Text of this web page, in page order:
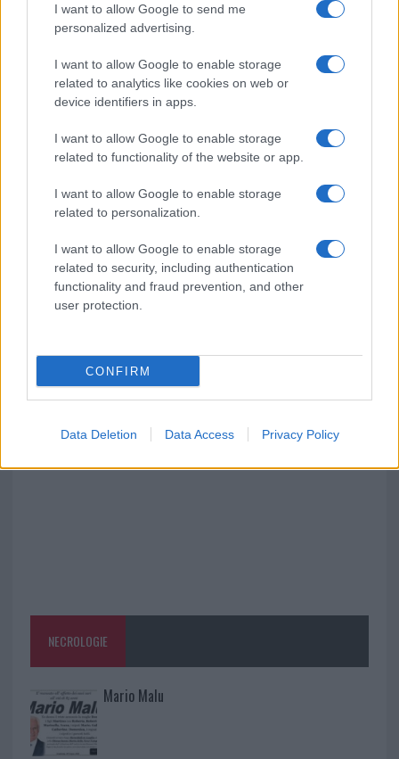
I want to allow Google to send me
personalized advertising.
I want to allow Google to enable storage
related to analytics like cookies on web or
device identifiers in apps.
I want to allow Google to enable storage
related to functionality of the website or app.
I want to allow Google to enable storage
related to personalization.
I want to allow Google to enable storage
related to security, including authentication
functionality and fraud prevention, and other
user protection.
CONFIRM
Data Deletion Data Access Privacy Policy
Michelle Hunziker in Gallura, bella anche dal
vivo: un amico vip svela come fa
Calangianus, dopo le polemiche il centro
accoglienza minori chiude
Olbia, divieto di sosta contro spaccio e degrado:
esplode la protesta
Pausa caffè impeccabile: come scegliere la
soluzione ideale per la casa e l’ufficio
Monte Pino, la fine di un lungo dolore: storia e
Raid nelle campagne di Berchidda, rischio per
NECROLOGIE
Mario Malu